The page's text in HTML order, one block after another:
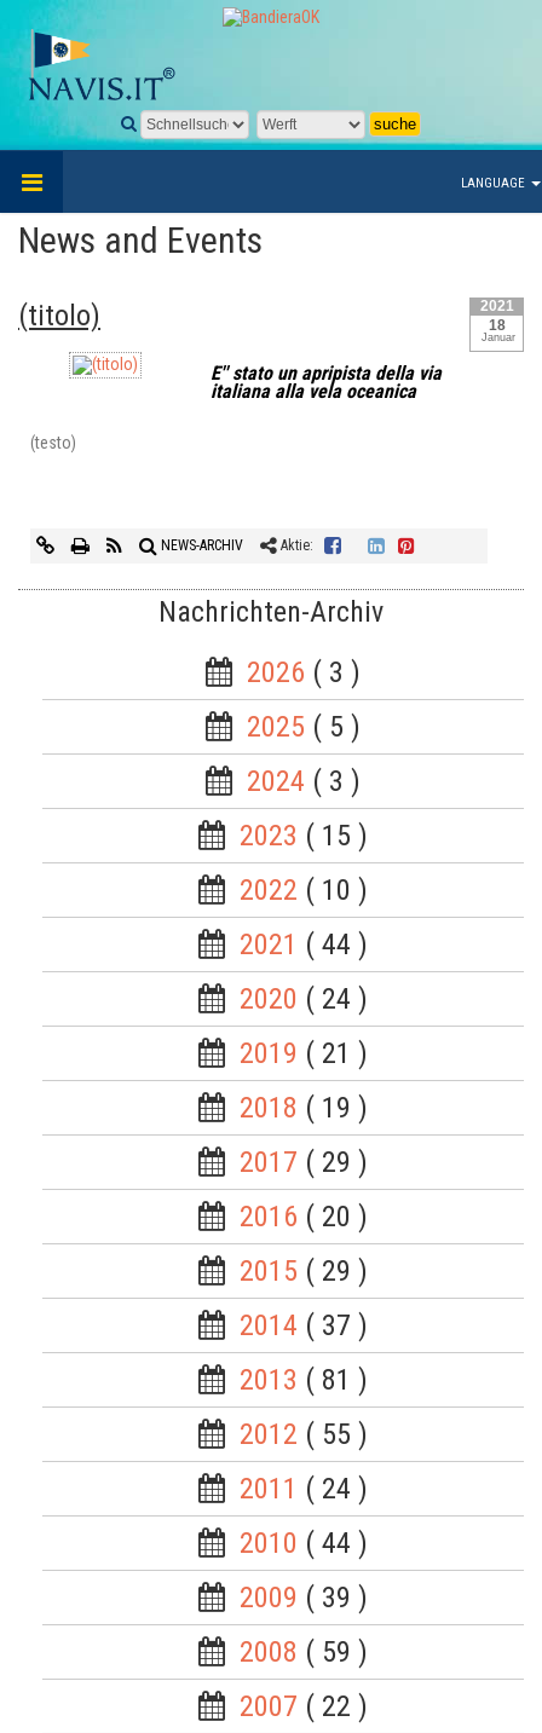
LANGUAGE
News and Events
2021
18
Januar
(titolo)
E'' stato un apripista della via
italiana alla vela oceanica
(testo)
NEWS-ARCHIV Aktie:
Nachrichten-Archiv
2026 ( 3 )
2025 ( 5 )
2024 ( 3 )
2023 ( 15 )
2022 ( 10 )
2021 ( 44 )
2020 ( 24 )
2019 ( 21 )
2018 ( 19 )
2017 ( 29 )
2016 ( 20 )
2015 ( 29 )
2014 ( 37 )
2013 ( 81 )
2012 ( 55 )
2011 ( 24 )
2010 ( 44 )
2009 ( 39 )
2008 ( 59 )
2007 ( 22 )